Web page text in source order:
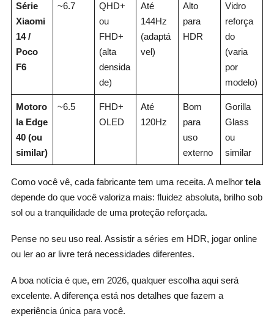
Série
Xiaomi
14 /
Poco
F6
~6.7
QHD+
ou
FHD+
(alta
densida
de)
Até
144Hz
(adaptá
vel)
Alto
para
HDR
Vidro
reforça
do
(varia
por
modelo)
Motoro
la Edge
40 (ou
similar)
~6.5
FHD+
OLED
Até
120Hz
Bom
para
uso
externo
Gorilla
Glass
ou
similar
Como você vê, cada fabricante tem uma receita. A melhor tela
depende do que você valoriza mais: fluidez absoluta, brilho sob
sol ou a tranquilidade de uma proteção reforçada.
Pense no seu uso real. Assistir a séries em HDR, jogar online
ou ler ao ar livre terá necessidades diferentes.
A boa notícia é que, em 2026, qualquer escolha aqui será
excelente. A diferença está nos detalhes que fazem a
experiência única para você.